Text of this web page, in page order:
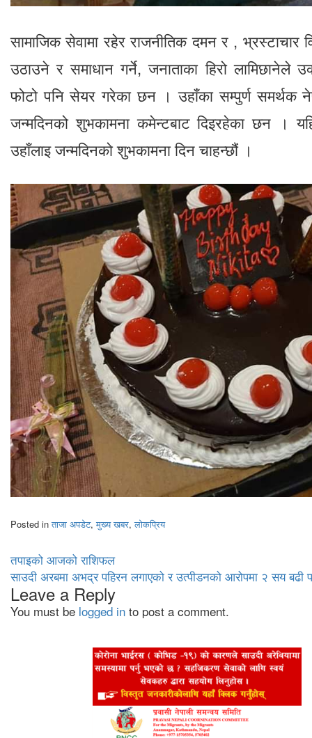
सामाजिक सेवामा रहेर राजनीतिक दमन र , भ्रस्टाचार
उठाउने र समाधान गर्ने, जनाताका हिरो लामिछानेले
फोटो पनि सेयर गरेका छन । उहाँका सम्पुर्ण समर्थक
जन्मदिनको शुभकामना कमेन्टबाट दिइरहेका छन ।
उहाँलाइ जन्मदिनको शुभकामना दिन चाहन्छौं ।
Posted inताजा अपडेट,मुख्य खबर,लोकप्रिय
Post
navigation
तपाइको आजको राशिफल
साउदी अरबमा अभद्र पहिरन लगाएको र उत्पीडनको आरोपमा २ सय बढी
Leave a Reply
You must be logged in to post a comment.